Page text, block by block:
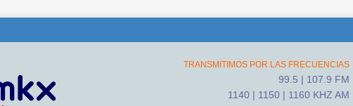
TRANSMITIMOS POR LAS FRECUENCIAS
99.5 | 107.9 FM
1140 | 1150 | 1160 KHZ AM